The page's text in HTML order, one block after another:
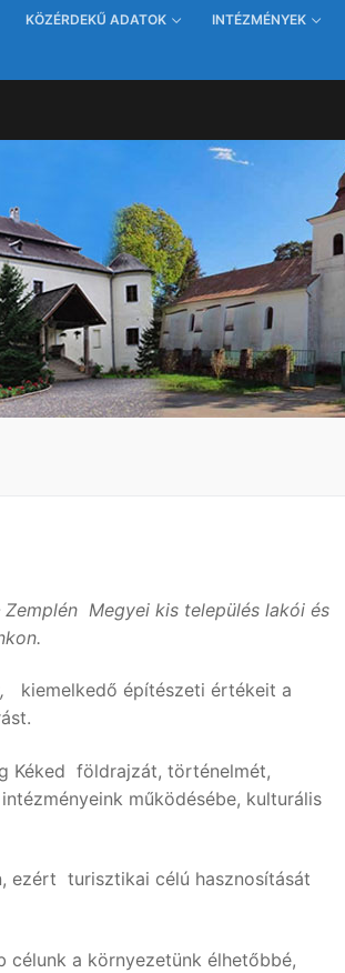
KÖZÉRDEKŰ ADATOK INTÉZMÉNYEK
Zemplén Megyei kis település lakói és
kiemelkedő építészeti értékeit a
Kéked földrajzát, történelmét,
működésébe, kulturális
ezért turisztikai célú hasznosítását
a környezetünk élhetőbbé,